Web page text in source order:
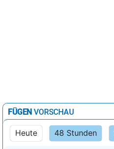
FÜGEN VORSCHAU
Heute 48 Stunden